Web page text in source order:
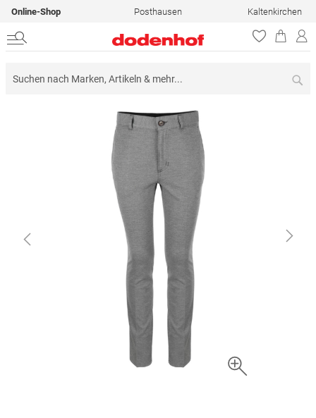
Online-Shop Posthausen Kaltenkirchen